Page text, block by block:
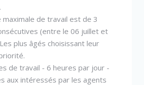
maximale de travail est de 3
(entre le 06 juillet et
plus âgés choisissant leur
de travail - 6 heures par jour -
aux intéressés par les agents